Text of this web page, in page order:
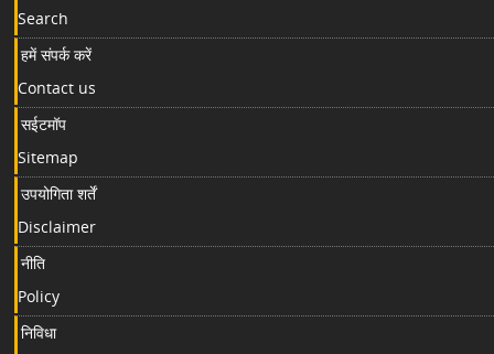
Search
हमें संपर्क करें
Contact us
सईटमॉप
Sitemap
उपयोगिता शर्तें
Disclaimer
नीति
Policy
निविधा